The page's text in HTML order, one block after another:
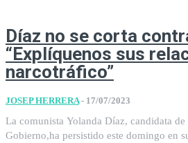
Díaz no se corta
“Explíquenos sus
narcotráfico”
JOSEP HERRERA - 17/07/2023
La comunista Yolanda Díaz, candidata
Gobierno,ha persistido este domingo en